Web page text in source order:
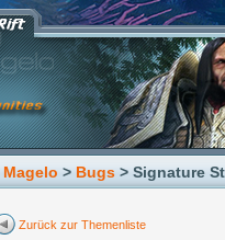
Magelo > Bugs > Signature
Zurück zur Themenliste